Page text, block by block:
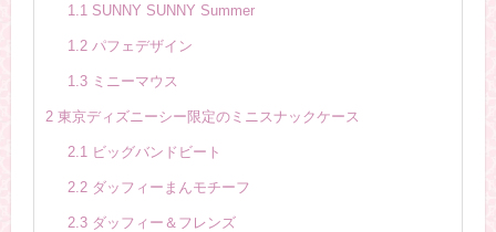
1.1 SUNNY SUNNY Summer
1.2パフェデザイン
1.3ミニーマウス
2 東京ディズニーシー限定のミニスナックケース
2.1 ビッグバンドビート
2.2ダッフィーまんモチーフ
2.3ダッフィー＆フレンズ